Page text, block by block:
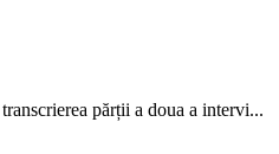
părții a doua a intervi...